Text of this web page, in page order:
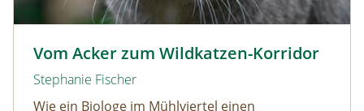
Vom Acker zum Wildkatzen-Korridor
Stephanie Fischer
Wie ein Biologe im Mühlviertel einen